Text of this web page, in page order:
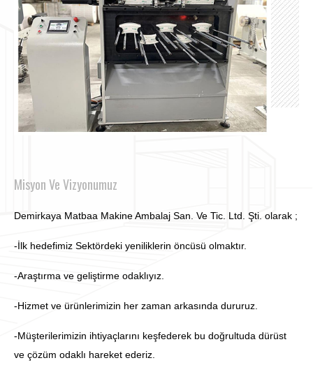
Misyon Ve Vizyonumuz
Demirkaya Matbaa Makine Ambalaj San. Ve Tic. Ltd. Şti. olarak ;
-İlk hedefimiz Sektördeki yeniliklerin öncüsü olmaktır.
-Araştırma ve geliştirme odaklıyız.
-Hizmet ve ürünlerimizin her zaman arkasında dururuz.
-Müşterilerimizin ihtiyaçlarını keşfederek bu doğrultuda dürüst
ve çözüm odaklı hareket ederiz.